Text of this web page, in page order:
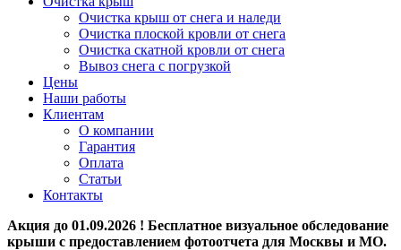
Очистка крыш от снега и наледи
Очистка плоской кровли от снега
Очистка скатной кровли от снега
Вывоз снега с погрузкой
Цены
Наши работы
Клиентам
О компании
Гарантия
Оплата
Статьи
Контакты
Акция до 01.09.2026 ! Бесплатное визуальное обследование
крыши с предоставлением фотоотчета для Москвы и МО.